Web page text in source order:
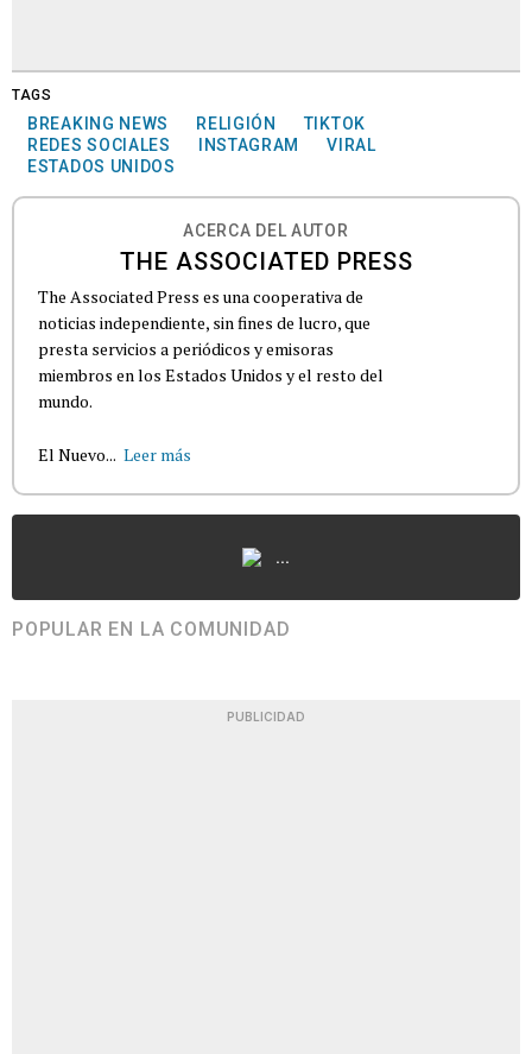
TAGS
BREAKING NEWS RELIGIÓN
TIKTOK
REDES SOCIALES
INSTAGRAM
VIRAL
ESTADOS UNIDOS
ACERCA DEL AUTOR
THE ASSOCIATED PRESS
The Associated Press es una cooperativa de
noticias independiente, sin fines de lucro, que
presta servicios a periódicos y emisoras
miembros en los Estados Unidos y el resto del
mundo.
El Nuevo... Leer más
...
POPULAR EN LA COMUNIDAD
PUBLICIDAD